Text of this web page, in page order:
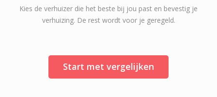
Kies de verhuizer die het beste bij jou past en bevestig je
verhuizing. De rest wordt voor je geregeld.
Start met vergelijken